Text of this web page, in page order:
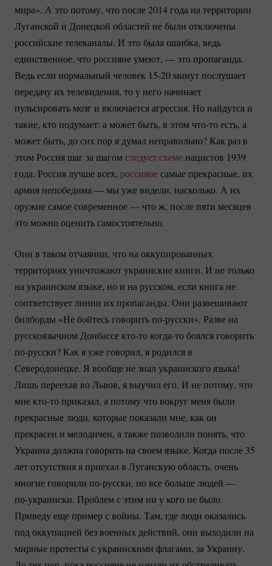
мира». А это потому, что после 2014 года на территории
Луганской и Донецкой областей не были отключены
российские телеканалы. И это была ошибка, ведь
единственное, что россияне умеют, — это пропаганда.
Ведь если нормальный человек 15-20 минут послушает
передачу их телевидения, то у него начинает
пульсировать мозг и включается агрессия. Но найдутся и
такие, кто подумает: а может быть, в этомчто-тоесть, а
может быть, до сих пор я думал неправильно? Как раз в
этом Россия шаг за шагомследует схеменацистов 1939
года. Россия лучше всех, россиянесамые прекрасные, их
армия непобедима — мы уже видели, насколько. А их
оружие самое современное — что ж, после пяти месяцев
это можно оценить самостоятельно.
Они в таком отчаянии, что на оккупированных
территориях уничтожают украинские книги. И не только
на украинском языке, но и на русском, если книга не
соответствует линии их пропаганды. Они развешивают
билборды «Не бойтесь говоритьпо-русски». Разве на
русскоязычном Донбассекто-токогда-то боялся говорить
по-русски? Как я уже говорил, я родился в
Северодонецке. Я вообще не знал украинского языка!
Лишь переехав во Львов, я выучил его. И не потому, что
мнекто-топриказал, а потому что вокруг меня были
прекрасные люди, которые показали мне, как он
прекрасен и мелодичен, а также позволили понять, что
Украина должна говорить на своем языке. Когда после 35
лет отсутствия я приехал в Луганскую область, очень
многие говорили по-русски, но все больше людей —
по-украински. Проблем с этим ни у кого не было.
Приведу еще пример с войны. Там, где люди оказались
под оккупацией без военных действий, они выходили на
мирные протесты с украинскими флагами, за Украину.